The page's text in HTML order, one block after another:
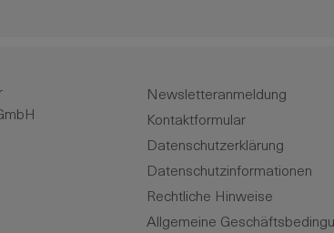
Newsletteranmeldung
Kontaktformular
Datenschutzerklärung
Datenschutzinformationen
Rechtliche Hinweise
Allgemeine